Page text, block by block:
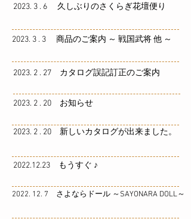
2023. 3 . 6 久しぶりのさくらぎ花壇便り
2023. 3 . 3 商品のご案内 ～ 戦国武将 他 ～
2023. 2 . 27 カタログ誤記訂正のご案内
2023. 2 . 20 お知らせ
2023. 2 . 20 新しいカタログが出来ました。
2022.12.23 もうすぐ ♪
2022. 12. 7 さよならドール ～SAYONARA DOLL～